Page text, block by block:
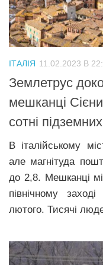
ІТАЛІЯ 11.02.2023 В
Землетрус
мешканці
сотні
В італійському
але магнітуда
до 2,8. Мешканці
північному
лютого. Тисячі